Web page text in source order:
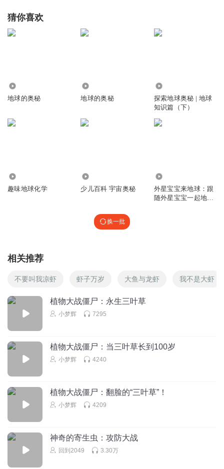
猜你喜欢
地球的奥秘 地球的奥秘
探索地球奥秘 | 地球
知识篇（下）
趣味地球化学 少儿百科 宇宙奥秘
外星宝宝来地球：跟
随外星宝宝一起地球
换一批
相关推荐
不要叫我凉虾 虾子万岁 大鱼与龙虾 我不是大虾
植物大战僵尸：永生三叶草
小梦辉 7295
植物大战僵尸：当三叶草长到100岁
小梦辉 4240
植物大战僵尸：翻脸的“三叶草”！
小梦辉 4209
神奇的寄生虫：攻防大战
回到2049 3.30万